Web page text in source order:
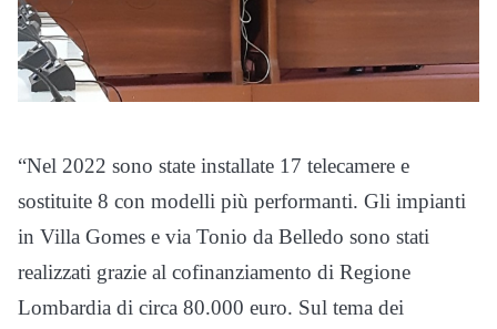
“Nel 2022 sono state installate 17 telecamere e
sostituite 8 con modelli più performanti. Gli impianti
in Villa Gomes e via Tonio da Belledo sono stati
realizzati grazie al cofinanziamento di Regione
Lombardia di circa 80.000 euro. Sul tema dei